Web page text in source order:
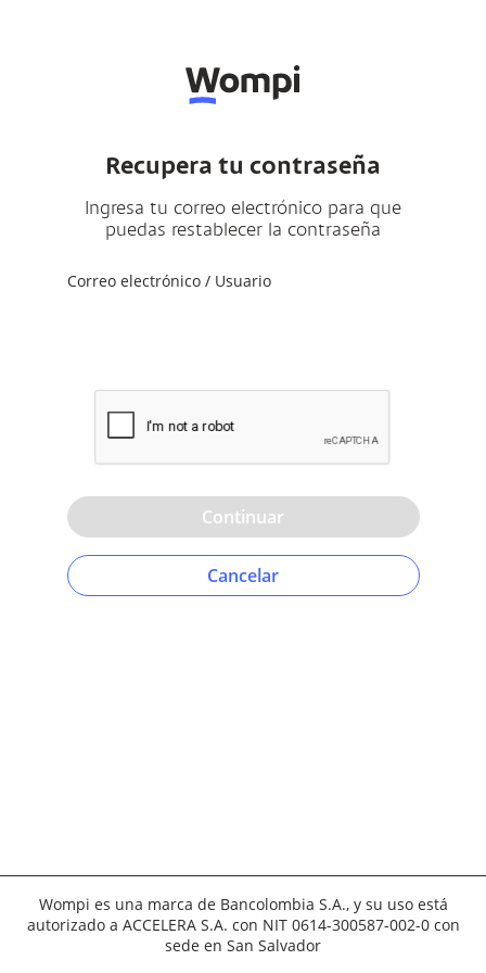
Recupera tu contraseña
Ingresa tu correo electrónico para que
puedas restablecer la contraseña
Correo electrónico / Usuario
Continuar
Cancelar
Wompi es una marca de Bancolombia S.A., y su uso está
autorizado a ACCELERA S.A. con NIT 0614-300587-002-0 con
sede en San Salvador